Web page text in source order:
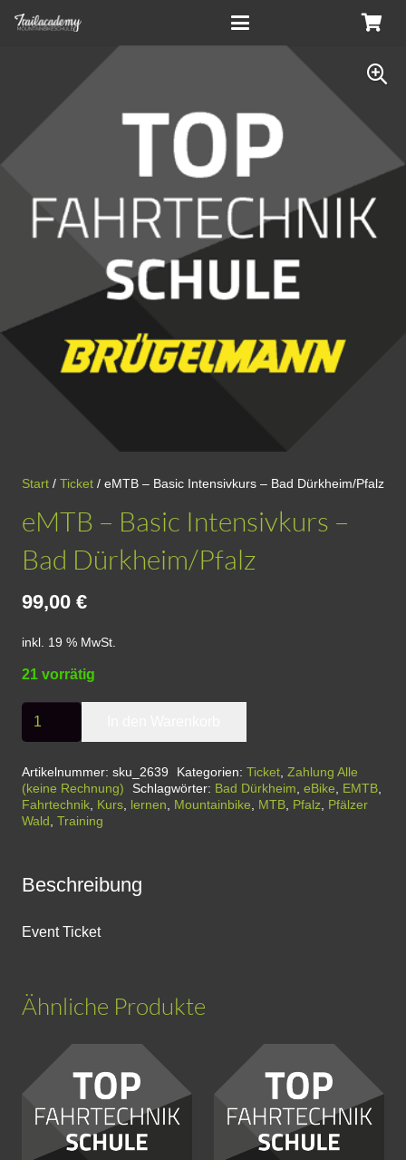
Start / Ticket / eMTB – Basic Intensivkurs – Bad Dürkheim/Pfalz
eMTB – Basic Intensivkurs –
Bad Dürkheim/Pfalz
99,00 €
inkl. 19 % MwSt.
21 vorrätig
eMTB
-
Basic
Intensivkurs
-
Menge
Artikelnummer: sku_2639 Kategorien: Ticket, Zahlung Alle
(keine Rechnung)
Schlagwörter: Bad Dürkheim, eBike, EMTB,
Fahrtechnik, Kurs, lernen, Mountainbike, MTB, Pfalz, Pfälzer
Wald, Training
Beschreibung
Event Ticket
Ähnliche Produkte